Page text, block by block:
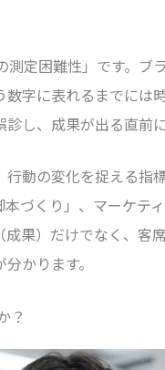
定困難性」です。ブ
字に表れるまでには
し、成果が出る直前
動の変化を捉える指
づくり」、マーケテ
果）だけでなく、客
かります。
？